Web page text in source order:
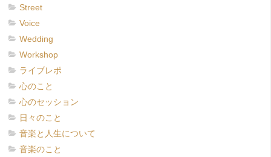
Street
Voice
Wedding
Workshop
ライブレポ
心のこと
心のセッション
日々のこと
音楽と人生について
音楽のこと